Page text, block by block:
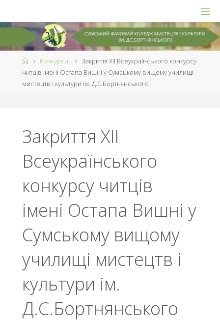
content
HomeКонкурси
Закриття ХІІ Всеукраїнського конкурсу
читців імені Остапа Вишні у Сумському вищому училищі
мистецтв і культури ім. Д.С.Бортнянського
Закриття ХІІ
Всеукраїнського
конкурсу читців
імені Остапа Вишні у
Сумському вищому
училищі мистецтв і
культури ім.
Д.С.Бортнянського
premium theme for WordPress